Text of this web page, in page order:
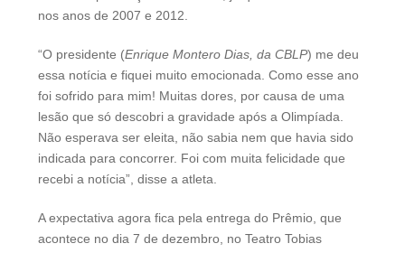
nos anos de 2007 e 2012.
“O presidente (Enrique Montero Dias, da CBLP) me deu
essa notícia e fiquei muito emocionada. Como esse ano
foi sofrido para mim! Muitas dores, por causa de uma
lesão que só descobri a gravidade após a Olimpíada.
Não esperava ser eleita, não sabia nem que havia sido
indicada para concorrer. Foi com muita felicidade que
recebi a notícia”, disse a atleta.
A expectativa agora fica pela entrega do Prêmio, que
acontece no dia 7 de dezembro, no Teatro Tobias